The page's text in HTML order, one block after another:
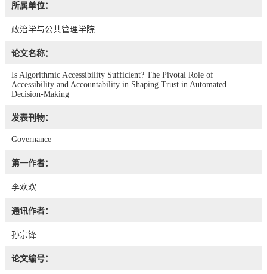
所属单位：
政治学与公共管理学院
论文名称：
Is Algorithmic Accessibility Sufficient? The Pivotal Role of
Accessibility and Accountability in Shaping Trust in Automated
Decision‐Making
发表刊物：
Governance
第一作者：
李欢欢
通讯作者：
孙宗锋
论文编号：